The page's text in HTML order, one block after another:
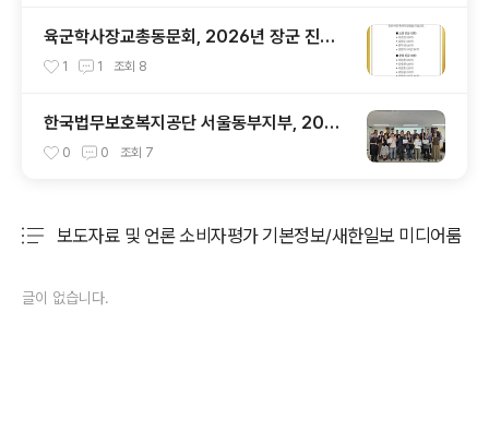
육군학사장교총동문회, 2026년 장군 진급
발표를 맞아
1 1 조회 8
한국법무보호복지공단 서울동부지부, 2026
년 상반기 법무보호위원(자원봉사자) 전문화
0 0 조회 7
보도자료 및 언론 소비자평가 기본정보/새한일보 미디어룸
글이 없습니다.